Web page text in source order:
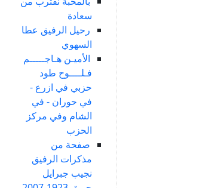
سعادة
رحيل الرفيق عطا
السهوي
الأميـن هـاجـــــم
فـلــــوح طود
حزبي في ازرع -
في حوران - في
الشام وفي مركز
الحزب
صفحة من
مذكرات الرفيق
نجيب جبرايل